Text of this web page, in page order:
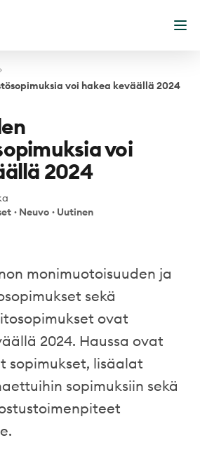
voi hakea keväällä 2024
voi
2024
· Neuvo · Uutinen
monimuotoisuuden ja
sekä
ovat
2024. Haussa ovat
sopimukset, lisäalat
sopimuksiin sekä